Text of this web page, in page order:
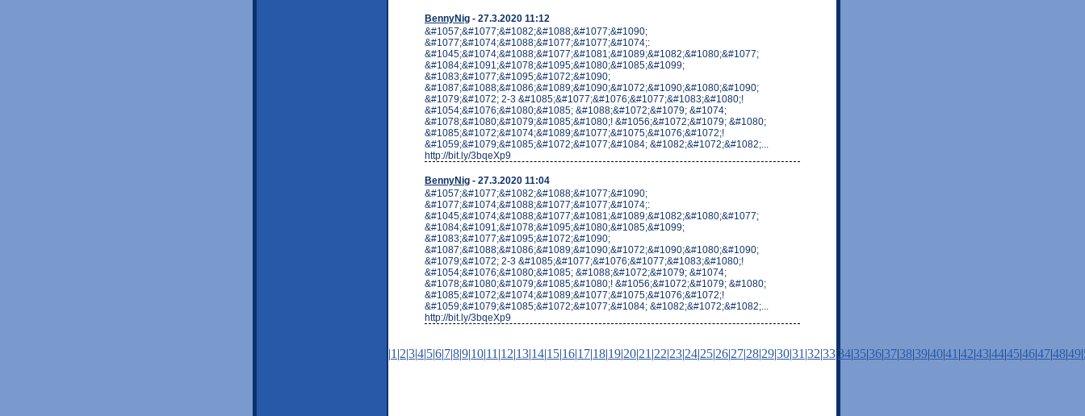
BennyNig - 27.3.2020 11:12
&#1057;&#1077;&#1082;&#1088;&#1077;&#1090;
&#1077;&#1074;&#1088;&#1077;&#1077;&#1074;:
&#1045;&#1074;&#1088;&#1077;&#1081;&#1089;&#1082;&#1080;&#1077;
&#1084;&#1091;&#1078;&#1095;&#1080;&#1085;&#1099;
&#1083;&#1077;&#1095;&#1072;&#1090;
&#1087;&#1088;&#1086;&#1089;&#1090;&#1072;&#1090;&#1080;&#1090;
&#1079;&#1072; 2-3 &#1085;&#1077;&#1076;&#1077;&#1083;&#1080;!
&#1054;&#1076;&#1080;&#1085; &#1088;&#1072;&#1079; &#1074;
&#1078;&#1080;&#1079;&#1085;&#1080;! &#1056;&#1072;&#1079; &#1080;
&#1085;&#1072;&#1074;&#1089;&#1077;&#1075;&#1076;&#1072;!
&#1059;&#1079;&#1085;&#1072;&#1077;&#1084; &#1082;&#1072;&#1082;...
http://bit.ly/3bqeXp9
BennyNig - 27.3.2020 11:04
&#1057;&#1077;&#1082;&#1088;&#1077;&#1090;
&#1077;&#1074;&#1088;&#1077;&#1077;&#1074;:
&#1045;&#1074;&#1088;&#1077;&#1081;&#1089;&#1082;&#1080;&#1077;
&#1084;&#1091;&#1078;&#1095;&#1080;&#1085;&#1099;
&#1083;&#1077;&#1095;&#1072;&#1090;
&#1087;&#1088;&#1086;&#1089;&#1090;&#1072;&#1090;&#1080;&#1090;
&#1079;&#1072; 2-3 &#1085;&#1077;&#1076;&#1077;&#1083;&#1080;!
&#1054;&#1076;&#1080;&#1085; &#1088;&#1072;&#1079; &#1074;
&#1078;&#1080;&#1079;&#1085;&#1080;! &#1056;&#1072;&#1079; &#1080;
&#1085;&#1072;&#1074;&#1089;&#1077;&#1075;&#1076;&#1072;!
&#1059;&#1079;&#1085;&#1072;&#1077;&#1084; &#1082;&#1072;&#1082;...
http://bit.ly/3bqeXp9
|1 |2|3|4|5|6|7|8|9|10|11 |12|13|14|15|16|17|18|19|20|21 |22|23|24|25|26|27|28|29|30|31 |32|33 34|35|36|37|38|39|40|41 |42|43|44|45|46|47|48|49|